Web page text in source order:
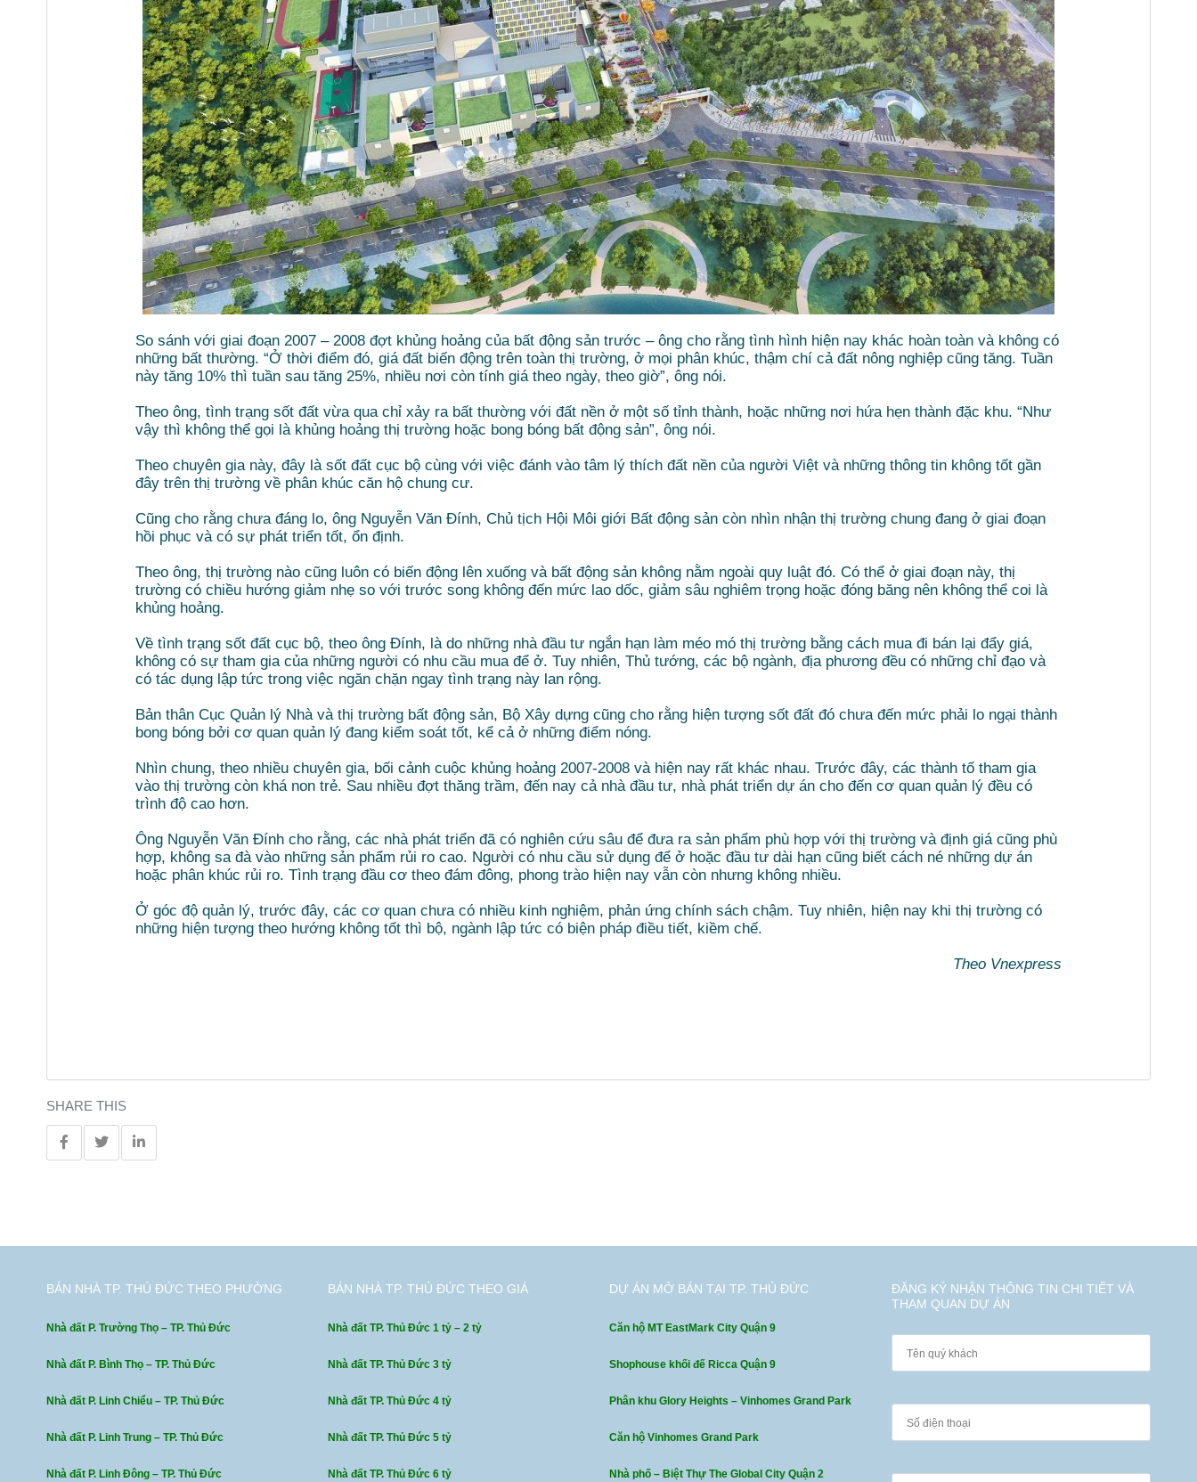
So sánh với giai đoạn 2007 – 2008 đợt khủng hoảng của bất động sản trước – ông cho rằng tình hình hiện nay khác hoàn toàn và không có
những bất thường. “Ở thời điểm đó, giá đất biến động trên toàn thị trường, ở mọi phân khúc, thậm chí cả đất nông nghiệp cũng tăng. Tuần
này tăng 10% thì tuần sau tăng 25%, nhiều nơi còn tính giá theo ngày, theo giờ”, ông nói.
Theo ông, tình trạng sốt đất vừa qua chỉ xảy ra bất thường với đất nền ở một số tỉnh thành, hoặc những nơi hứa hẹn thành đặc khu. “Như
vậy thì không thể gọi là khủng hoảng thị trường hoặc bong bóng bất động sản”, ông nói.
Theo chuyên gia này, đây là sốt đất cục bộ cùng với việc đánh vào tâm lý thích đất nền của người Việt và những thông tin không tốt gần
đây trên thị trường về phân khúc căn hộ chung cư.
Cũng cho rằng chưa đáng lo, ông Nguyễn Văn Đính, Chủ tịch Hội Môi giới Bất động sản còn nhìn nhận thị trường chung đang ở giai đoạn
hồi phục và có sự phát triển tốt, ổn định.
Theo ông, thị trường nào cũng luôn có biến động lên xuống và bất động sản không nằm ngoài quy luật đó. Có thể ở giai đoạn này, thị
trường có chiều hướng giảm nhẹ so với trước song không đến mức lao dốc, giảm sâu nghiêm trọng hoặc đóng băng nên không thể coi là
khủng hoảng.
Về tình trạng sốt đất cục bộ, theo ông Đính, là do những nhà đầu tư ngắn hạn làm méo mó thị trường bằng cách mua đi bán lại đẩy giá,
không có sự tham gia của những người có nhu cầu mua để ở. Tuy nhiên, Thủ tướng, các bộ ngành, địa phương đều có những chỉ đạo và
có tác dụng lập tức trong việc ngăn chặn ngay tình trạng này lan rộng.
Bản thân Cục Quản lý Nhà và thị trường bất động sản, Bộ Xây dựng cũng cho rằng hiện tượng sốt đất đó chưa đến mức phải lo ngại thành
bong bóng bởi cơ quan quản lý đang kiểm soát tốt, kể cả ở những điểm nóng.
Nhìn chung, theo nhiều chuyên gia, bối cảnh cuộc khủng hoảng 2007-2008 và hiện nay rất khác nhau. Trước đây, các thành tố tham gia
vào thị trường còn khá non trẻ. Sau nhiều đợt thăng trầm, đến nay cả nhà đầu tư, nhà phát triển dự án cho đến cơ quan quản lý đều có
trình độ cao hơn.
Ông Nguyễn Văn Đính cho rằng, các nhà phát triển đã có nghiên cứu sâu để đưa ra sản phẩm phù hợp với thị trường và định giá cũng phù
hợp, không sa đà vào những sản phẩm rủi ro cao. Người có nhu cầu sử dụng để ở hoặc đầu tư dài hạn cũng biết cách né những dự án
hoặc phân khúc rủi ro. Tình trạng đầu cơ theo đám đông, phong trào hiện nay vẫn còn nhưng không nhiều.
Ở góc độ quản lý, trước đây, các cơ quan chưa có nhiều kinh nghiệm, phản ứng chính sách chậm. Tuy nhiên, hiện nay khi thị trường có
những hiện tượng theo hướng không tốt thì bộ, ngành lập tức có biện pháp điều tiết, kiềm chế.
Theo Vnexpress
SHARE THIS
BÁN NHÀ TP. THỦ ĐỨC THEO PHƯỜNG
Nhà đất P. Trường Thọ – TP. Thủ Đức
Nhà đất P. Bình Thọ – TP. Thủ Đức
Nhà đất P. Linh Chiểu – TP. Thủ Đức
Nhà đất P. Linh Trung – TP. Thủ Đức
Nhà đất P. Linh Đông – TP. Thủ Đức
BÁN NHÀ TP. THỦ ĐỨC THEO GIÁ
Nhà đất TP. Thủ Đức 1 tỷ – 2 tỷ
Nhà đất TP. Thủ Đức 3 tỷ
Nhà đất TP. Thủ Đức 4 tỷ
Nhà đất TP. Thủ Đức 5 tỷ
Nhà đất TP. Thủ Đức 6 tỷ
DỰ ÁN MỞ BÁN TẠI TP. THỦ ĐỨC
Căn hộ MT EastMark City Quận 9
Shophouse khối đế Ricca Quận 9
Phân khu Glory Heights – Vinhomes Grand Park
Căn hộ Vinhomes Grand Park
Nhà phố – Biệt Thự The Global City Quận 2
ĐĂNG KÝ NHẬN THÔNG TIN CHI TIẾT VÀ
THAM QUAN DỰ ÁN